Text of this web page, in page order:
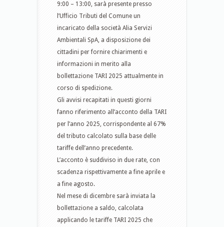
9:00 – 13:00, sarà presente presso
l’Ufficio Tributi del Comune un
incaricato della società Alia Servizi
Ambientali SpA, a disposizione dei
cittadini per fornire chiarimenti e
informazioni in merito alla
bollettazione TARI 2025 attualmente in
corso di spedizione.
Gli avvisi recapitati in questi giorni
fanno riferimento all’acconto della TARI
per l’anno 2025, corrispondente al 67%
del tributo calcolato sulla base delle
tariffe dell’anno precedente.
L’acconto è suddiviso in due rate, con
scadenza rispettivamente a fine aprile e
a fine agosto.
Nel mese di dicembre sarà inviata la
bollettazione a saldo, calcolata
applicando le tariffe TARI 2025 che